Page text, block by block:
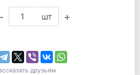
шт
друзьям